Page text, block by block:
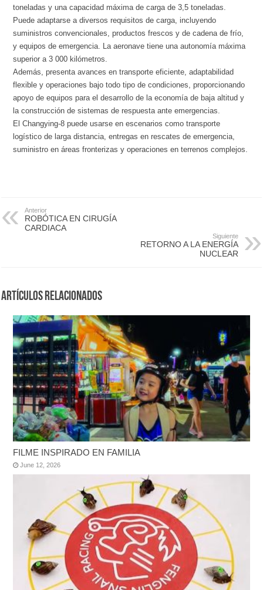
toneladas y una capacidad máxima de carga de 3,5 toneladas.
Puede adaptarse a diversos requisitos de carga, incluyendo
suministros convencionales, productos frescos y de cadena de frío,
y equipos de emergencia. La aeronave tiene una autonomía máxima
superior a 3 000 kilómetros.
Además, presenta avances en transporte eficiente, adaptabilidad
flexible y operaciones bajo todo tipo de condiciones, proporcionando
apoyo de equipos para el desarrollo de la economía de baja altitud y
la construcción de sistemas de respuesta ante emergencias.
El Changying-8 puede usarse en escenarios como transporte
logístico de larga distancia, entregas en rescates de emergencia,
suministro en áreas fronterizas y operaciones en terrenos complejos.
Anterior
ROBÓTICA EN CIRUGÍA
CARDIACA
Siguiente
RETORNO A LA ENERGÍA
NUCLEAR
Artículos Relacionados
FILME INSPIRADO EN FAMILIA
June 12, 2026